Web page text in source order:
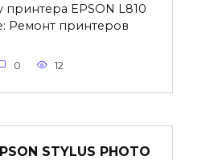
EPSON L810
Ремонт принтеров
0 12
STYLUS PHOTO